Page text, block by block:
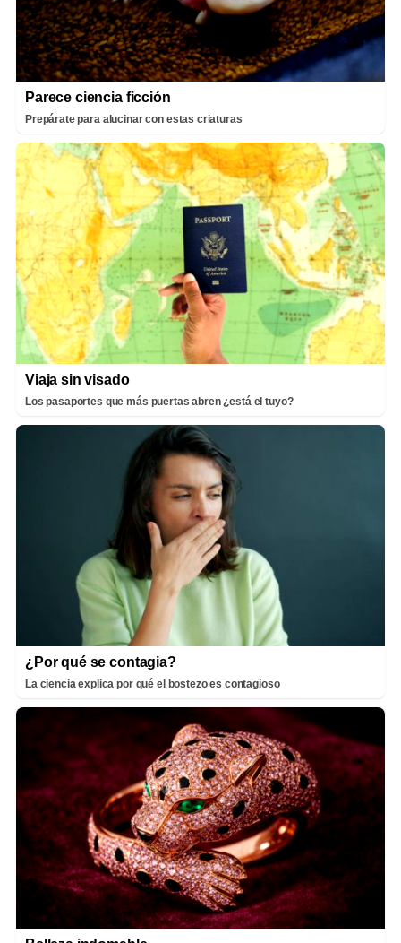
Parece ciencia ficción
Prepárate para alucinar con estas criaturas
Viaja sin visado
Los pasaportes que más puertas abren ¿está el tuyo?
¿Por qué se contagia?
La ciencia explica por qué el bostezo es contagioso